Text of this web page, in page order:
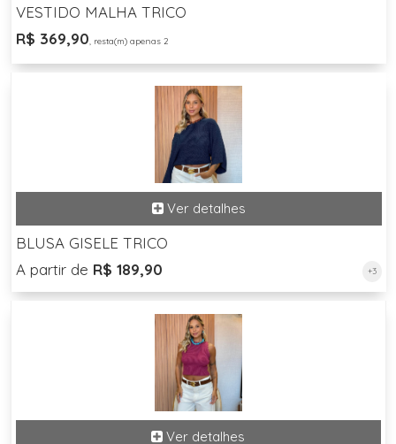
VESTIDO MALHA TRICO
R$ 369,90, resta(m) apenas 2
BLUSA GISELE TRICO
A partir de R$ 189,90 +3